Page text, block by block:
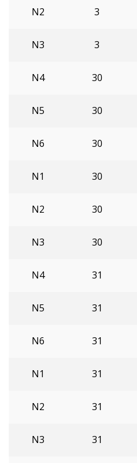
N2 3
N3 3
N4 30
N5 30
N6 30
N1 30
N2 30
N3 30
N4 31
N5 31
N6 31
N1 31
N2 31
N3 31